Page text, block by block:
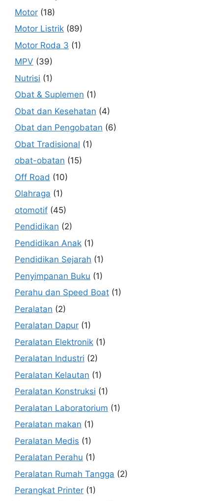
Motor (18)
Motor Listrik (89)
Motor Roda 3 (1)
MPV (39)
Nutrisi (1)
Obat & Suplemen (1)
Obat dan Kesehatan (4)
Obat dan Pengobatan (6)
Obat Tradisional (1)
obat-obatan (15)
Off Road (10)
Olahraga (1)
otomotif (45)
Pendidikan (2)
Pendidikan Anak (1)
Pendidikan Sejarah (1)
Penyimpanan Buku (1)
Perahu dan Speed Boat (1)
Peralatan (2)
Peralatan Dapur (1)
Peralatan Elektronik (1)
Peralatan Industri (2)
Peralatan Kelautan (1)
Peralatan Konstruksi (1)
Peralatan Laboratorium (1)
Peralatan makan (1)
Peralatan Medis (1)
Peralatan Perahu (1)
Peralatan Rumah Tangga (2)
Perangkat Printer (1)